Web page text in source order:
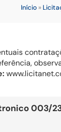
Início »
003/